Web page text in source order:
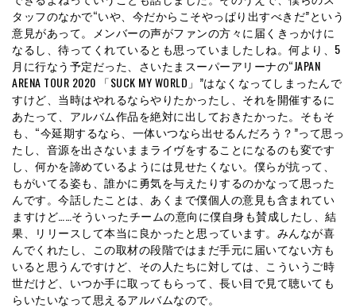
タッフのなかで“いや、今だからこそやっぱり出すべきだ”という
意見があって。メンバーの声がファンの方々に届くきっかけに
なるし、待ってくれているとも思っていましたしね。何より、5
月に行なう予定だった、さいたまスーパーアリーナの“JAPAN
ARENA TOUR 2020 「SUCK MY WORLD」”はなくなってしまったんで
すけど、当時はやれるならやりたかったし、それを開催するに
あたって、アルバム作品を絶対に出しておきたかった。そもそ
も、“今延期するなら、一体いつなら出せるんだろう？”って思っ
たし、音源を出さないままライヴをすることになるのも変です
し、何かを諦めているようには見せたくない。僕らが抗って、
もがいてる姿も、誰かに勇気を与えたりするのかなって思った
んです。今話したことは、あくまで僕個人の意見も含まれてい
ますけど……そういったチームの意向に僕自身も賛成したし、結
果、リリースして本当に良かったと思っています。みんなが喜
んでくれたし、この取材の段階ではまだ手元に届いてない方も
いると思うんですけど、その人たちに対しては、こういうご時
世だけど、いつか手に取ってもらって、長い目で見て聴いても
らいたいなって思えるアルバムなので。